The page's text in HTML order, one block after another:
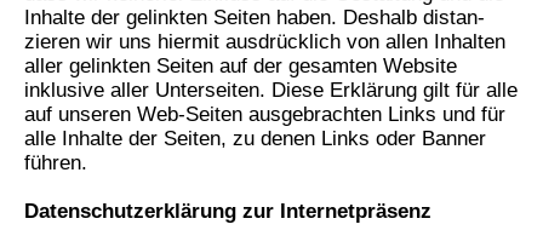
Inhalte der gelinkten Seiten haben. Deshalb distan­
zieren wir uns hiermit ausdrücklich von allen Inhalten
aller gelinkten Seiten auf der gesamten Website
inklusive aller Unterseiten. Diese Erklärung gilt für alle
auf unseren Web-Seiten ausgebrachten Links und für
alle Inhalte der Seiten, zu denen Links oder Banner
führen.
Datenschutzerklärung zur Internetpräsenz